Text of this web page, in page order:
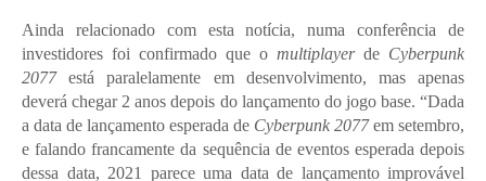
Ainda relacionado com esta notícia, numa conferência de
investidores foi confirmado que o multiplayerde Cyberpunk
2077está paralelamente em desenvolvimento, mas apenas
deverá chegar 2 anos depois do lançamento do jogo base. “Dada
a data de lançamento esperada de Cyberpunk 2077em setembro,
e falando francamente da sequência de eventos esperada depois
dessa data, 2021 parece uma data de lançamento improvável